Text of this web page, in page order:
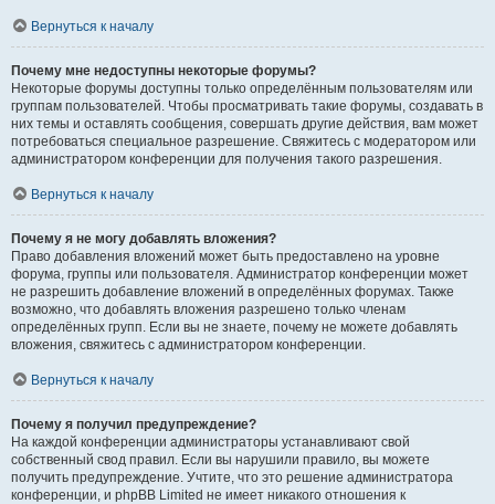
Вернуться к началу
Почему мне недоступны некоторые форумы?
Некоторые форумы доступны только определённым пользователям или
группам пользователей. Чтобы просматривать такие форумы, создавать в
них темы и оставлять сообщения, совершать другие действия, вам может
потребоваться специальное разрешение. Свяжитесь с модератором или
администратором конференции для получения такого разрешения.
Вернуться к началу
Почему я не могу добавлять вложения?
Право добавления вложений может быть предоставлено на уровне
форума, группы или пользователя. Администратор конференции может
не разрешить добавление вложений в определённых форумах. Также
возможно, что добавлять вложения разрешено только членам
определённых групп. Если вы не знаете, почему не можете добавлять
вложения, свяжитесь с администратором конференции.
Вернуться к началу
Почему я получил предупреждение?
На каждой конференции администраторы устанавливают свой
собственный свод правил. Если вы нарушили правило, вы можете
получить предупреждение. Учтите, что это решение администратора
конференции, и phpBB Limited не имеет никакого отношения к